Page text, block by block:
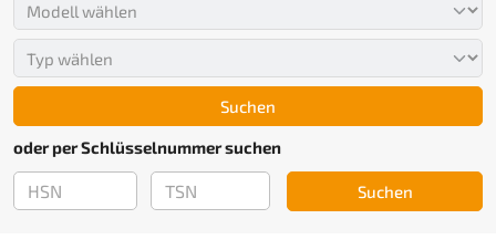
Suchen
oder per Schlüsselnummer suchen
Suchen